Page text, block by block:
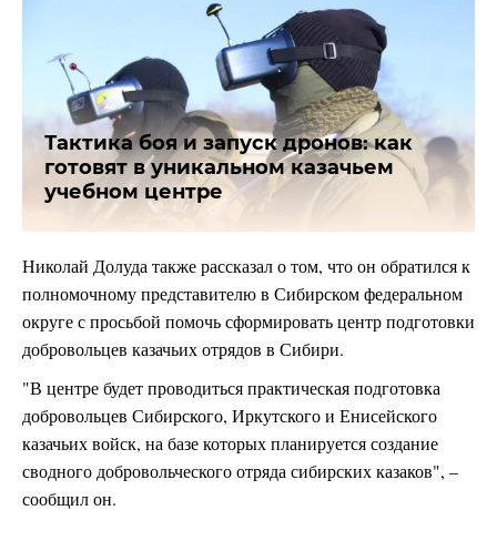
Тактика боя и запуск дронов: как
готовят в уникальном казачьем
учебном центре
Николай Долуда также рассказал о том, что он обратился к
полномочному представителю в Сибирском федеральном
округе с просьбой помочь сформировать центр подготовки
добровольцев казачьих отрядов в Сибири.
"В центре будет проводиться практическая подготовка
добровольцев Сибирского, Иркутского и Енисейского
казачьих войск, на базе которых планируется создание
сводного добровольческого отряда сибирских казаков", –
сообщил он.